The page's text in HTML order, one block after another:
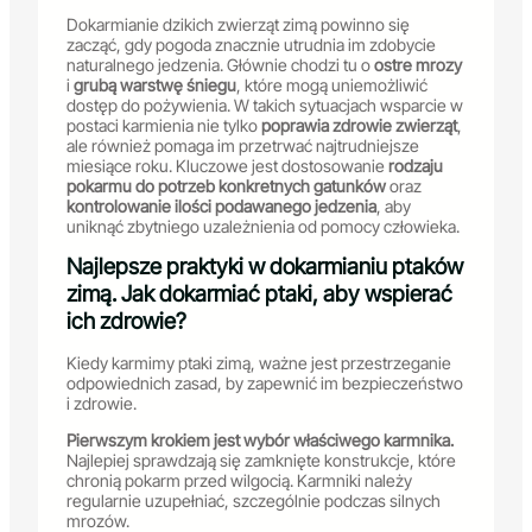
Dokarmianie dzikich zwierząt zimą powinno się
zacząć, gdy pogoda znacznie utrudnia im zdobycie
naturalnego jedzenia. Głównie chodzi tu oostre mrozy
i grubą warstwę śniegu, które mogą uniemożliwić
dostęp do pożywienia. W takich sytuacjach wsparcie w
postaci karmienia nie tylkopoprawia zdrowie zwierząt,
ale również pomaga im przetrwać najtrudniejsze
miesiące roku. Kluczowe jest dostosowanie rodzaju
pokarmu do potrzeb konkretnych gatunkóworaz
kontrolowanie ilości podawanego jedzenia, aby
uniknąć zbytniego uzależnienia od pomocy człowieka.
Najlepsze praktyki w dokarmianiu ptaków
zimą. Jak dokarmiać ptaki, aby wspierać
ich zdrowie?
Kiedy karmimy ptaki zimą, ważne jest przestrzeganie
odpowiednich zasad, by zapewnić im bezpieczeństwo
i zdrowie.
Pierwszym krokiem jest wybór właściwego karmnika.
Najlepiej sprawdzają się zamknięte konstrukcje, które
chronią pokarm przed wilgocią. Karmniki należy
regularnie uzupełniać, szczególnie podczas silnych
mrozów.